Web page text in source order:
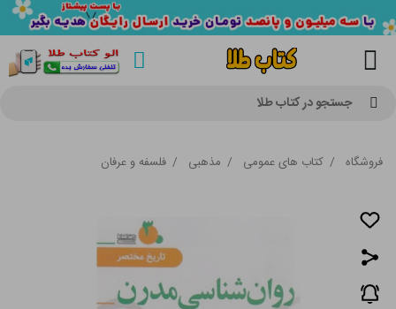
جستجو در کتاب طلا
فروشگاه / کتاب های عمومی / مذهبی / فلسفه و عرفان